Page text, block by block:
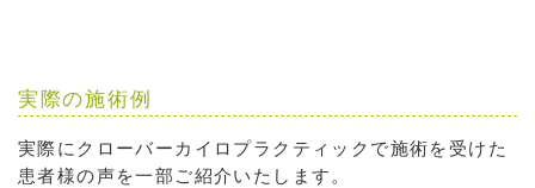
実際の施術例
実際にクローバーカイロプラクティックで施術を受けた
患者様の声を一部ご紹介いたします。